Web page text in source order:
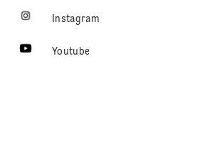
Instagram
Youtube